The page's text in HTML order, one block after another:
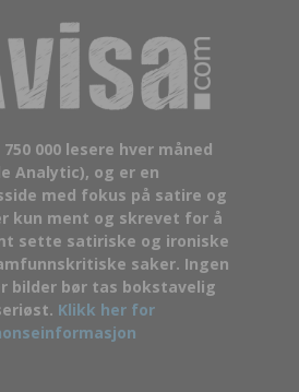
000 lesere hver måned
Analytic), og er en
med fokus på satire og
kun ment og skrevet for å
sette satiriske og ironiske
saker. Ingen
bilder bør tas bokstavelig
Klikk her for